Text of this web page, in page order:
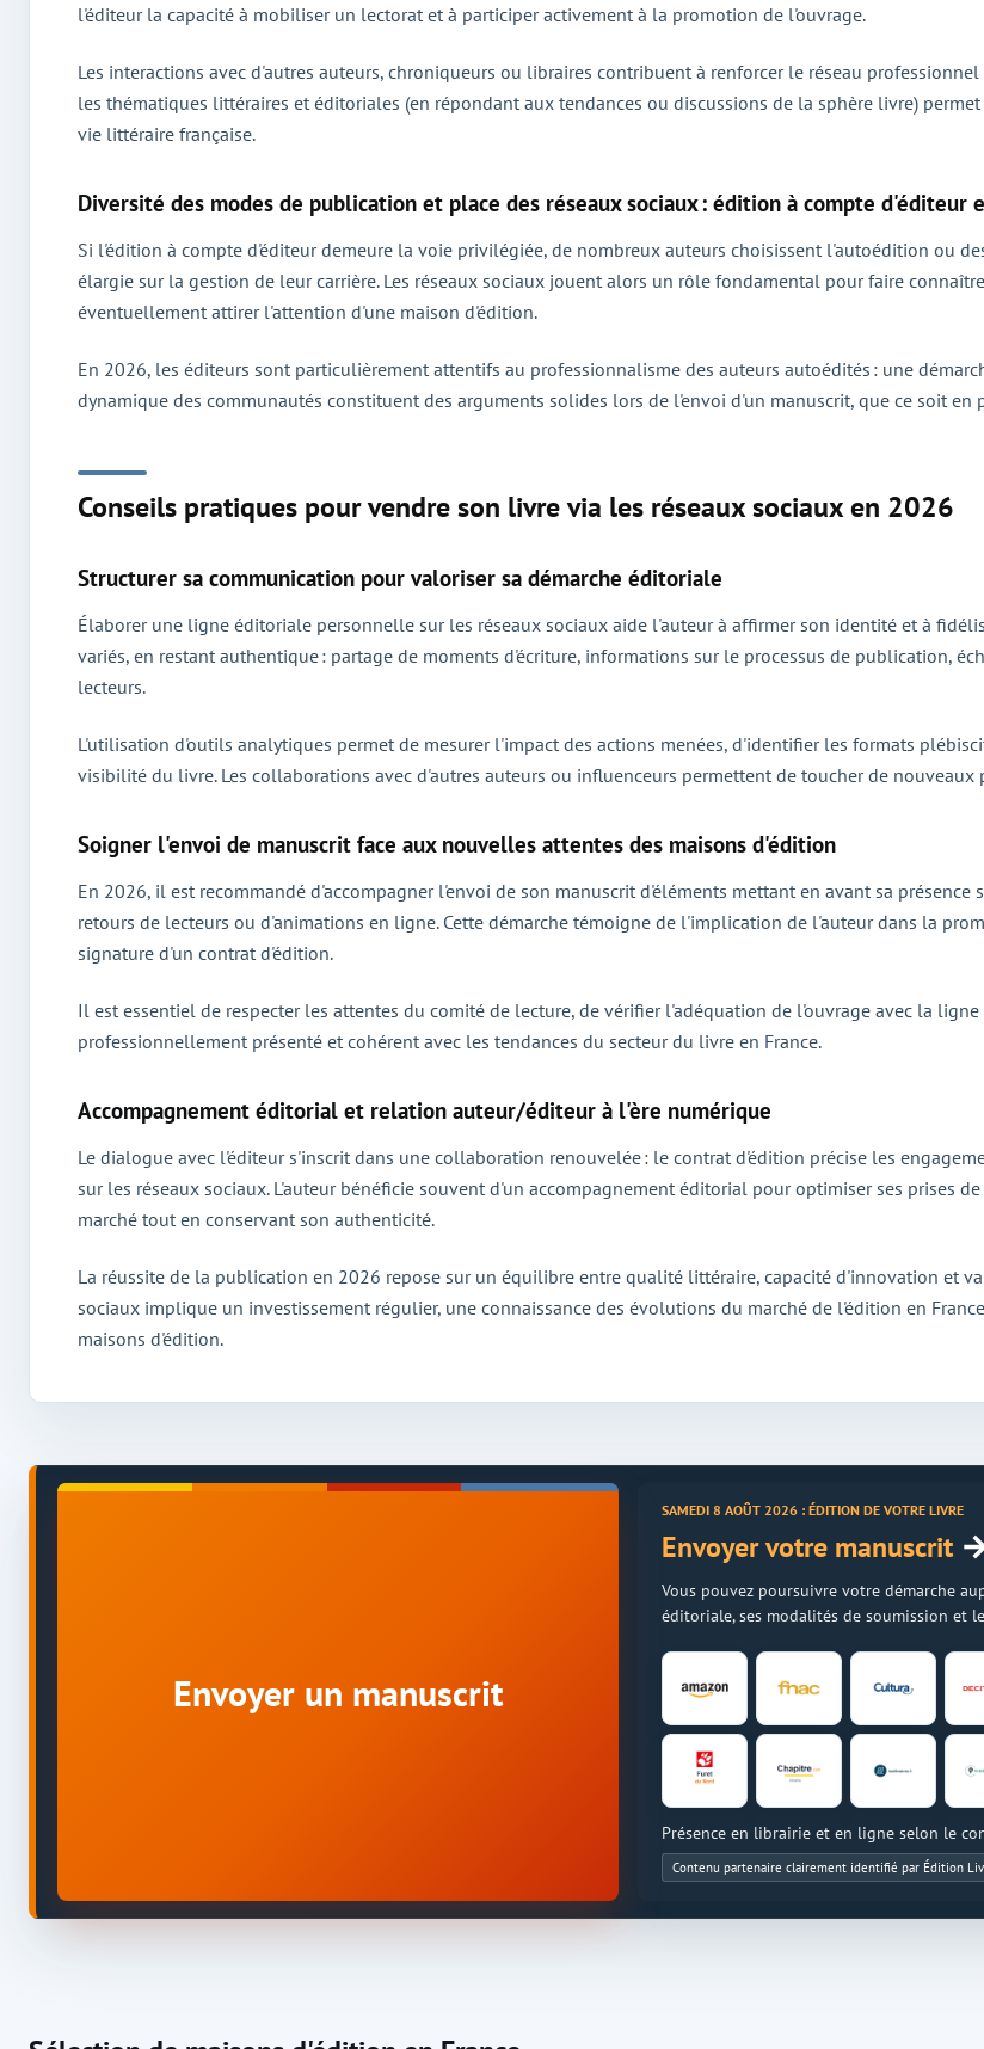
l'éditeur la capacité à mobiliser un lectorat et à participer activement à la promotion de l'ouvrage.
Les interactions avec d'autres auteurs, chroniqueurs ou libraires contribuent à renforcer le réseau
les thématiques littéraires et éditoriales (en répondant aux tendances ou discussions de la sphère livre)
vie littéraire française.
Diversité des modes de publication et place des réseaux sociaux : édition à compte d'éditeur
Si l'édition à compte d'éditeur demeure la voie privilégiée, de nombreux auteurs choisissent l'autoédition ou
élargie sur la gestion de leur carrière. Les réseaux sociaux jouent alors un rôle fondamental pour faire
éventuellement attirer l'attention d'une maison d'édition.
En 2026, les éditeurs sont particulièrement attentifs au professionnalisme des auteurs autoédités : une
dynamique des communautés constituent des arguments solides lors de l'envoi d'un manuscrit, que ce soit
Conseils pratiques pour vendre son livre via les réseaux sociaux en 2026
Structurer sa communication pour valoriser sa démarche éditoriale
Élaborer une ligne éditoriale personnelle sur les réseaux sociaux aide l'auteur à affirmer son identité et à
variés, en restant authentique : partage de moments d'écriture, informations sur le processus de publication,
lecteurs.
L'utilisation d'outils analytiques permet de mesurer l'impact des actions menées, d'identifier les formats
visibilité du livre. Les collaborations avec d'autres auteurs ou influenceurs permettent de toucher de
Soigner l'envoi de manuscrit face aux nouvelles attentes des maisons d'édition
En 2026, il est recommandé d'accompagner l'envoi de son manuscrit d'éléments mettant en avant sa
retours de lecteurs ou d'animations en ligne. Cette démarche témoigne de l'implication de l'auteur dans la
signature d'un contrat d'édition.
Il est essentiel de respecter les attentes du comité de lecture, de vérifier l'adéquation de l'ouvrage avec la
professionnellement présenté et cohérent avec les tendances du secteur du livre en France.
Accompagnement éditorial et relation auteur/éditeur à l'ère numérique
Le dialogue avec l'éditeur s'inscrit dans une collaboration renouvelée : le contrat d'édition précise les
sur les réseaux sociaux. L'auteur bénéficie souvent d'un accompagnement éditorial pour optimiser ses prises
marché tout en conservant son authenticité.
La réussite de la publication en 2026 repose sur un équilibre entre qualité littéraire, capacité d'innovation et
sociaux implique un investissement régulier, une connaissance des évolutions du marché de l'édition en
maisons d'édition.
SAMEDI 8 AOÛT 2026 : ÉDITION DE VOTRE LIVRE
Envoyer votre manuscrit
Vous pouvez poursuivre votre démarche
éditoriale, ses modalités de soumission et
Présence en librairie et en ligne selon le
Contenu partenaire clairement identifié par Édition
Envoyer un manuscrit